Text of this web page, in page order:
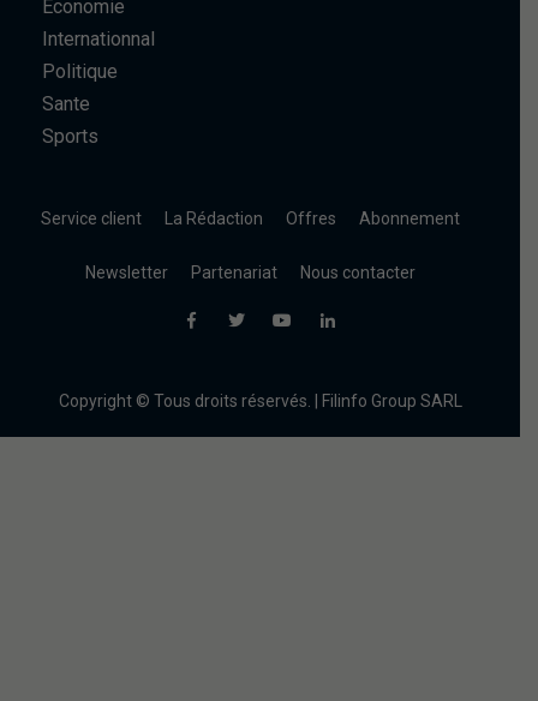
Economie
Internationnal
Politique
Sante
Sports
Service client La Rédaction Offres Abonnement
Newsletter Partenariat Nous contacter
Copyright © Tous droits réservés. | Filinfo Group SARL